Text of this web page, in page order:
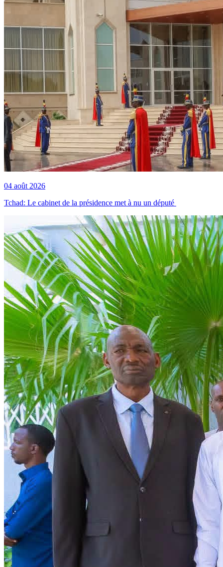
04 août 2026
Tchad: Le cabinet de la présidence met à nu un député